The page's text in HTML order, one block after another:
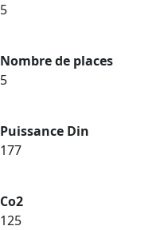
5
Nombre de places
5
Puissance Din
177
Co2
125